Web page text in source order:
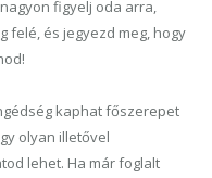
figyelj oda arra,
felé, és jegyezd meg, hogy
kaphat főszerepet
olyan illetővel
lehet. Ha már foglalt